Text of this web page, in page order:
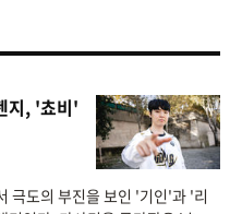
지, '쵸비'
극도의 부진을 보인 '기인'과 '리